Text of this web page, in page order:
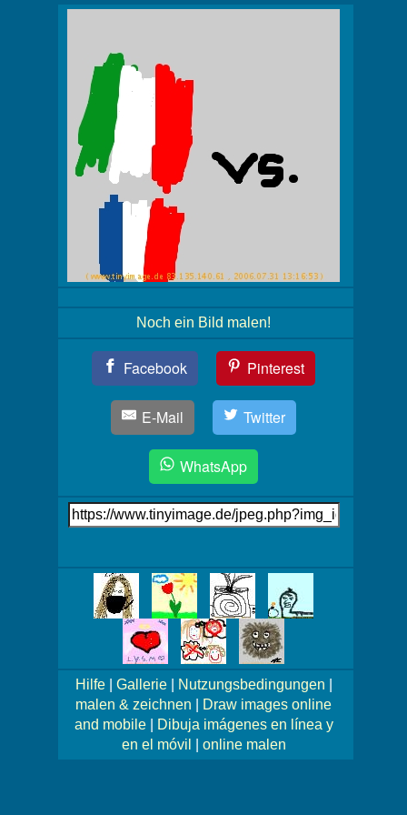
Noch ein Bild malen!
Facebook Pinterest
E-Mail Twitter
WhatsApp
Link
auf's
Bilder!
Hilfe| Gallerie| Nutzungsbedingungen
malen & zeichnen
Draw images online
and mobile|
Dibuja imágenes en línea y
en el móvil
online malen